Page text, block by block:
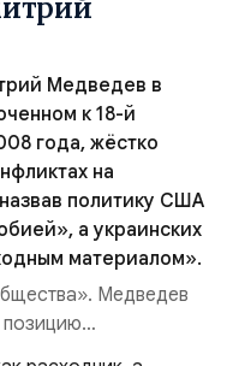
Медведев в
к 18-й
года, жёстко
на
политику США
а украинских
материалом».
Медведев
позицию
нанести ей